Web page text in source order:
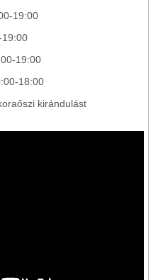
19:00
19:00
19:00
18:00
kirándulást